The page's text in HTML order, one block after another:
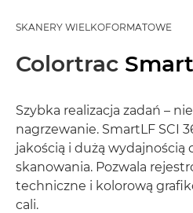
SKANERY WIELKOFORMATOWE
Colortrac
Szybka realizacja zadań –
nagrzewanie. SmartLF SCI
jakością i dużą wydajnością
skanowania. Pozwala
techniczne i kolorową
cali.